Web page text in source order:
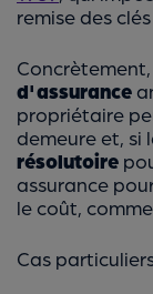
remise des
d'assurance
propriétaire
demeure et, si
résolutoire
assurance
le coût,
Cas